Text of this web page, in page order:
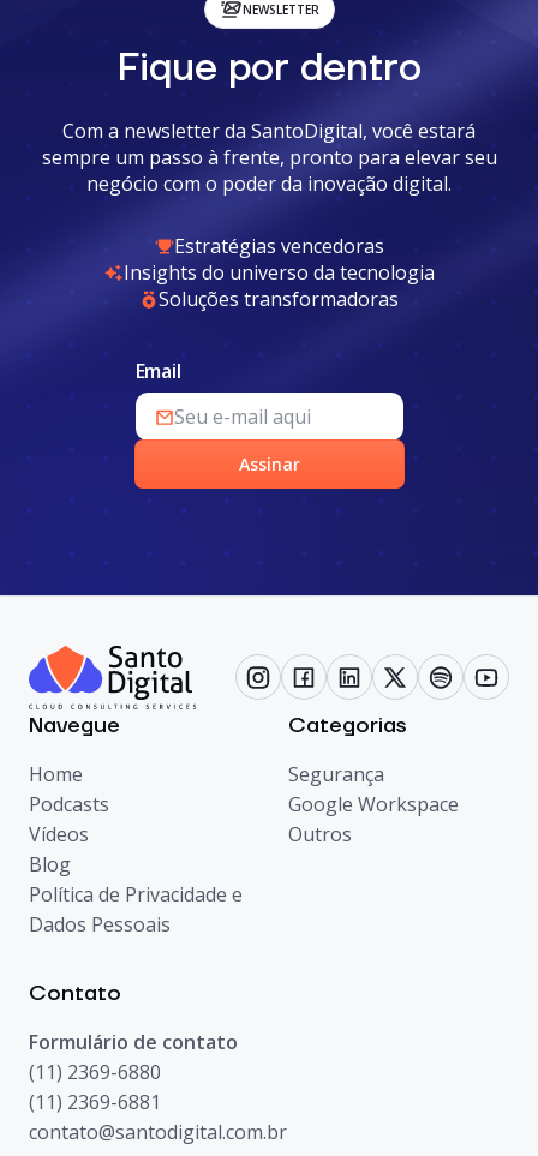
NEWSLETTER
Fique por dentro
Com a newsletter da SantoDigital, você estará
sempre um passo à frente, pronto para elevar seu
negócio com o poder da inovação digital.
Estratégias vencedoras
Insights do universo da tecnologia
Soluções transformadoras
Email
Assinar
Navegue
Home
Podcasts
Vídeos
Blog
Política de Privacidade e
Dados Pessoais
Categorias
Segurança
Google Workspace
Outros
Contato
Formulário de contato
(11) 2369-6880
(11) 2369-6881
contato@santodigital.com.br